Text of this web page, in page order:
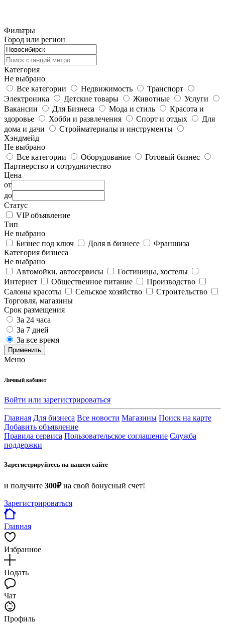
Фильтры
Город или регион
Категория
Не выбрано
Все категории
Недвижимость
Транспорт
Электроника
Детские товары Животные
Услуги
Вакансии
Для Бизнеса Мода и стиль
Красота и
здоровье
Хобби и развлечения Спорт и отдых
Для
дома и дачи
Стройматериалы и инструменты
Хэндмейд
Не выбрано
Все категории
Оборудование
Готовый бизнес
Партнерство и сотрудничество
Цена
от
до
Статус
VIP объявление
Тип
Не выбрано
Бизнес под ключ
Доля в бизнесе
Франшиза
Категория бизнеса
Не выбрано
Автомойки, автосервисы
Гостиницы, хостелы
Интернет
Общественное питание
Производство
Салоны красоты
Сельское хозяйство
Строительство
Торговля, магазины
Срок размещения
За 24 часа
За 7 дней
За все время
Применить
Меню
Личный кабинет
Войти или зарегистрироваться
Главная Для бизнеса Все новости Магазины Поиск на карте
Добавить объявление
Правила сервиса Пользовательское соглашение Служба
поддержки
Зарегистрируйтесь на нашем сайте
и получите 300₽на свой бонусный счет!
Зарегистрироваться
Главная
Избранное
Подать
Чат
Профиль